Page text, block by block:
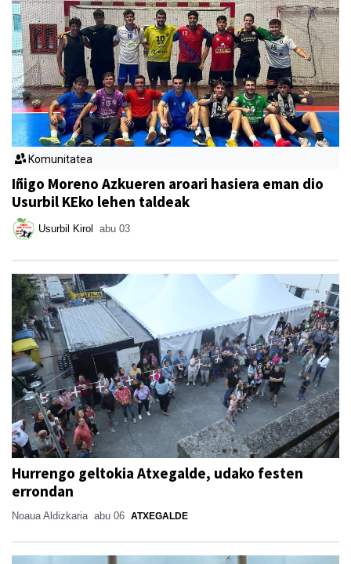
Komunitatea
Iñigo Moreno Azkueren aroari hasiera eman dio
Usurbil KEko lehen taldeak
Usurbil Kirol abu 03
Hurrengo geltokia Atxegalde, udako festen
errondan
Noaua Aldizkaria abu 06 ATXEGALDE